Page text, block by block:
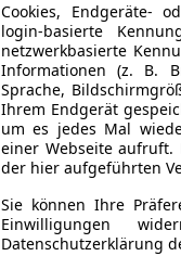
Cookies, Endgeräte-
login-basierte
netzwerkbasierte
Informationen (z. B.
Sprache,
Ihrem Endgerät
um es jedes Mal
einer Webseite
der hier aufgeführten
Sie können Ihre
Einwilligungen
Datenschutzerklärung